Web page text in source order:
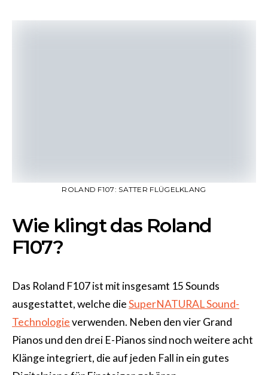
ROLAND F107: SATTER FLÜGELKLANG
Wie klingt das Roland
F107?
Das Roland F107 ist mit insgesamt 15 Sounds
ausgestattet, welche dieSuperNATURAL Sound-
Technologieverwenden. Neben den vier Grand
Pianos und den drei E-Pianos sind noch weitere acht
Klänge integriert, die auf jeden Fall in ein gutes